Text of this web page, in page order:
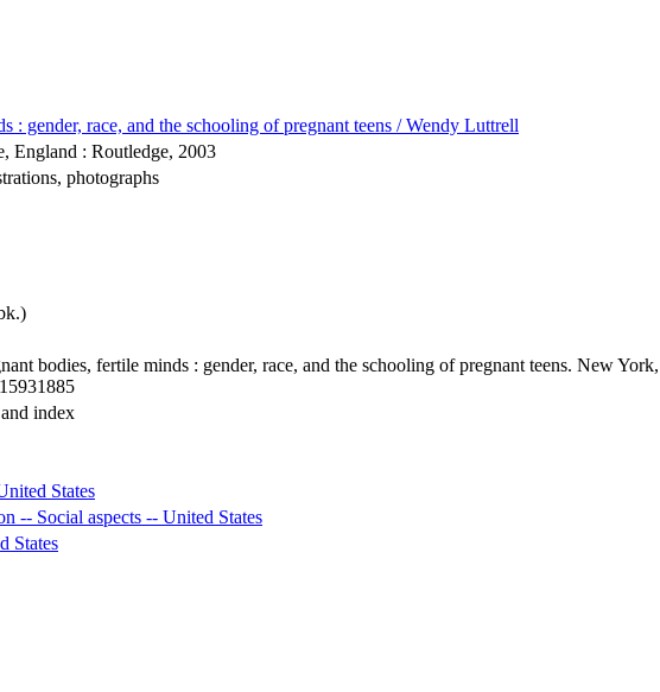
: gender, race, and the schooling of pregnant teens / Wendy Luttrell
England : Routledge, 2003
photographs
bodies, fertile minds : gender, race, and the schooling of pregnant teens. New
index
States
-- Social aspects -- United States
States